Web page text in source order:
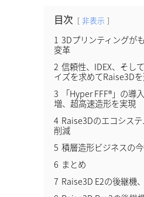
目次 非表示
1 3Dプリンティングが
変革
2 信頼性、IDEX、そし
イズを求めてRaise3D
3
「Hyper FFF®」の導
増、超高速造形を実現
4 Raise3Dのエコシス
削減
5 積層造形ビジネスの
6 まとめ
7 Raise3D E2の後継機